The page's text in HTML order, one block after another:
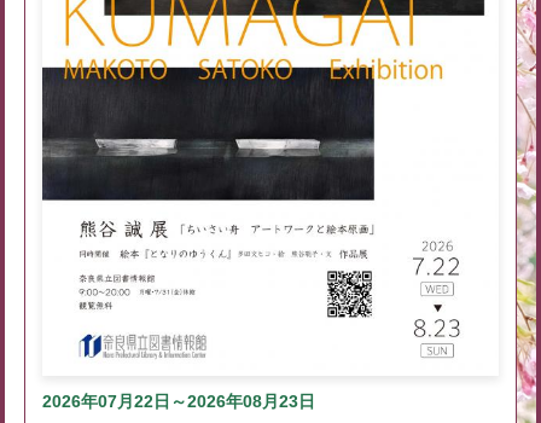
2026年07月22日～2026年08月23日